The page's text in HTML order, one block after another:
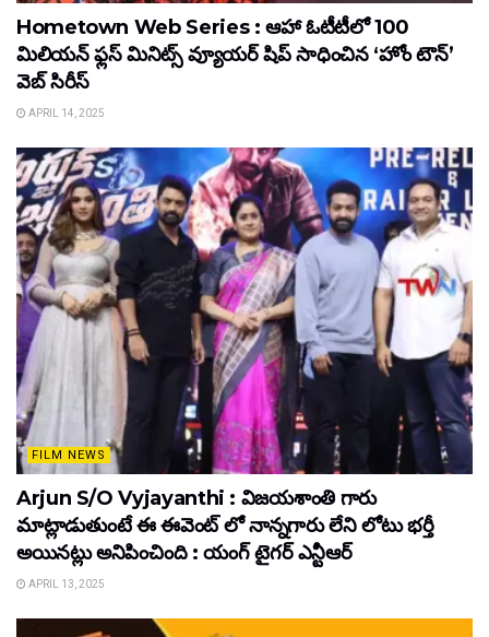
Hometown Web Series : ఆహా ఓటీటీలో 100
మిలియన్ ఫ్లస్ మినిట్స్ వ్యూయర్ షిప్ సాధించిన ‘హోం టౌన్’
వెబ్ సిరీస్
APRIL 14, 2025
FILM NEWS
Arjun S/O Vyjayanthi : విజయశాంతి గారు
మాట్లాడుతుంటే ఈ ఈవెంట్ లో నాన్నగారు లేని లోటు భర్తీ
అయినట్లు అనిపించింది : యంగ్ టైగర్ ఎన్టీఆర్
APRIL 13, 2025